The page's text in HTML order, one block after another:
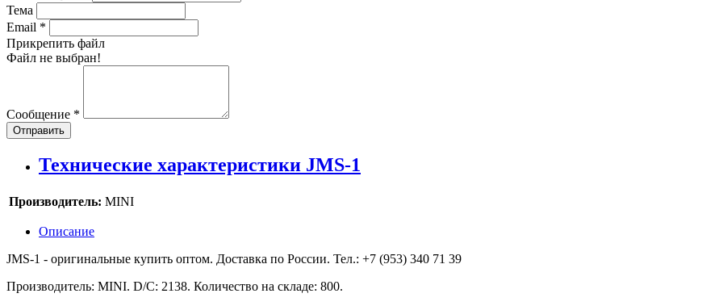
Тема
Email *
Прикрепить файл
Файл не выбран!
Сообщение *
Отправить
Технические характеристики JMS-1
Производитель: MINI
Описание
JMS-1 - оригинальные купить оптом. Доставка по России. Тел.: +7 (953) 340 71 39
Производитель: MINI. D/C: 2138. Количество на складе: 800.